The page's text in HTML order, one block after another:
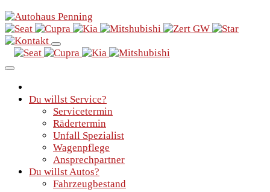
Du willst Service?
Servicetermin
Rädertermin
Unfall Spezialist
Wagenpflege
Ansprechpartner
Du willst Autos?
Fahrzeugbestand